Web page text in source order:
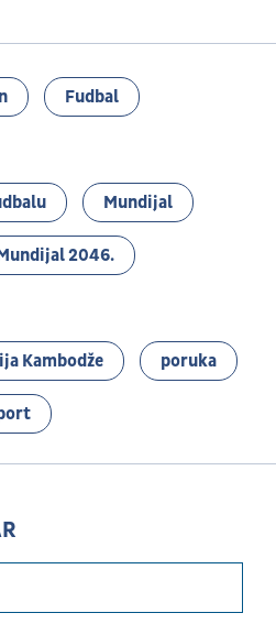
Fudbal
Mundijal
2046.
Kambodže poruka